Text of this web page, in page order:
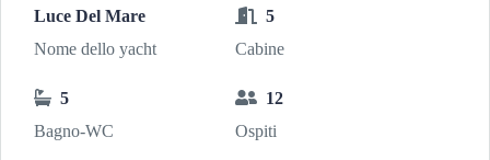
Luce Del Mare
Nome dello yacht
5
Cabine
5
Bagno-WC
12
Ospiti